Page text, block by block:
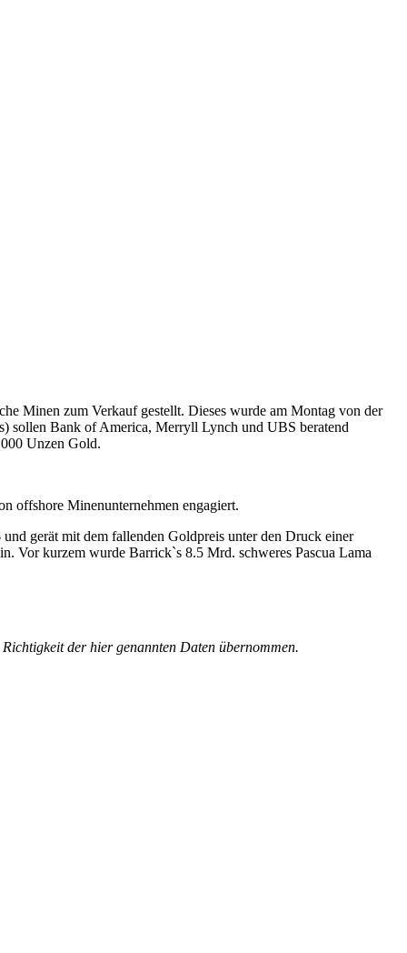
Minen zum Verkauf gestellt. Dieses wurde am Montag von der
sollen Bank of America, Merryll Lynch und UBS beratend
Unzen Gold.
offshore Minenunternehmen engagiert.
gerät mit dem fallenden Goldpreis unter den Druck einer
Vor kurzem wurde Barrick`s 8.5 Mrd. schweres Pascua Lama
der hier genannten Daten übernommen.